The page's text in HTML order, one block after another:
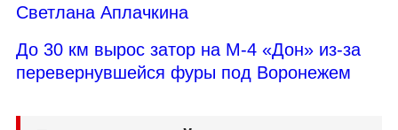
Светлана Аплачкина
До 30 км вырос затор на М-4 «Дон» из-за
перевернувшейся фуры под Воронежем